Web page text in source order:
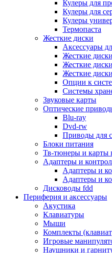
Аксессуары и
Сумки
Док
Батареи
Разное
Носители
Внешние
Карты
Серверы
Программное
Кулеры для
Кулеры для
Кулеры
Термопаста
Жесткие диски
Аксессуары
Жесткие
Жесткие
Жесткие
Опции к
Системы
Звуковые карты
Оптические
Blu-ray
Dvd-rw
Приводы для
Блоки питания
Тв-тюнеры и карты
Адаптеры и
Адаптеры и
Адаптеры и
Дисководы fdd
Периферия и аксессуары
Акустика
Клавиатуры
Мыши
Комплекты
Игровые
Наушники и